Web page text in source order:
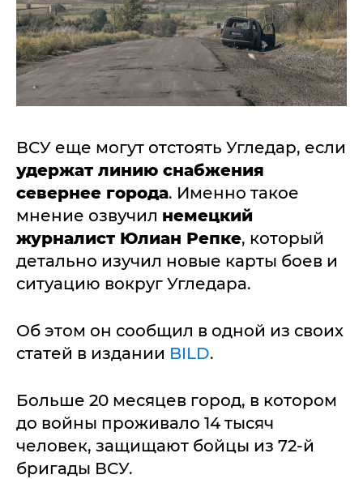
ВСУ еще могут отстоять Угледар, если
удержат линию снабжения
севернее города. Именно такое
мнение озвучил немецкий
журналист Юлиан Репке, который
детально изучил новые карты боев и
ситуацию вокруг Угледара.
Об этом он сообщил в одной из своих
статей в издании BILD.
Больше 20 месяцев город, в котором
до войны проживало 14 тысяч
человек, защищают бойцы из 72-й
бригады ВСУ.